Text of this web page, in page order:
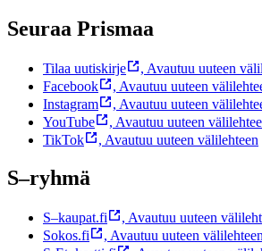
Seuraa Prismaa
Tilaa uutiskirje , Avautuu uuteen
Facebook
, Avautuu uuteen
Instagram
, Avautuu uuteen
YouTube
, Avautuu uuteen
TikTok
, Avautuu uuteen välilehteen
S–ryhmä
S–kaupat.fi , Avautuu uuteen
Sokos.fi
, Avautuu uuteen välilehteen